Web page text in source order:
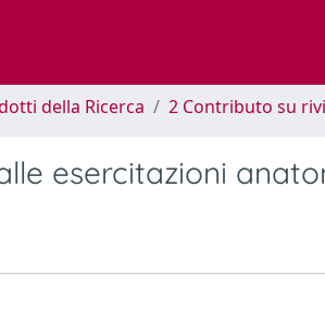
della Ricerca 2 Contributo su
esercitazioni